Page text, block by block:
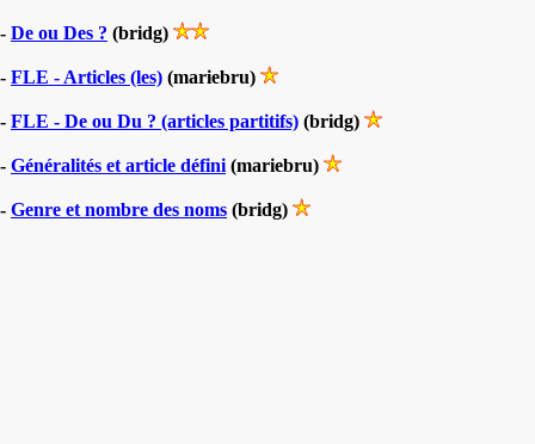
- De ou Des ? (bridg)
- FLE - Articles (les) (mariebru)
- FLE - De ou Du ? (articles partitifs) (bridg)
- Généralités et article défini (mariebru)
- Genre et nombre des noms (bridg)